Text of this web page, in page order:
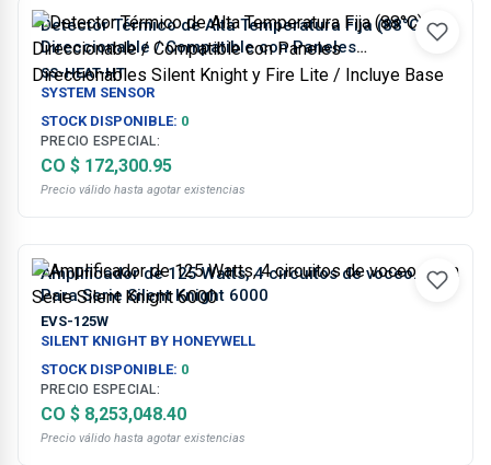
Detector Térmico de Alta Temperatura Fija (88°C)
Direccionable / Compatible con Paneles
Direccionables Silent Knight y Fire Lite / Incluye
Base
SS-HEAT-HT
SYSTEM SENSOR
STOCK DISPONIBLE: 0
PRECIO ESPECIAL:
CO $ 172,300.95
Precio válido hasta agotar existencias
Amplificador de 125 Watts, 4 circuitos de voceo.
Para Serie Silent Knight 6000
EVS-125W
SILENT KNIGHT BY HONEYWELL
STOCK DISPONIBLE: 0
PRECIO ESPECIAL:
CO $ 8,253,048.40
Precio válido hasta agotar existencias